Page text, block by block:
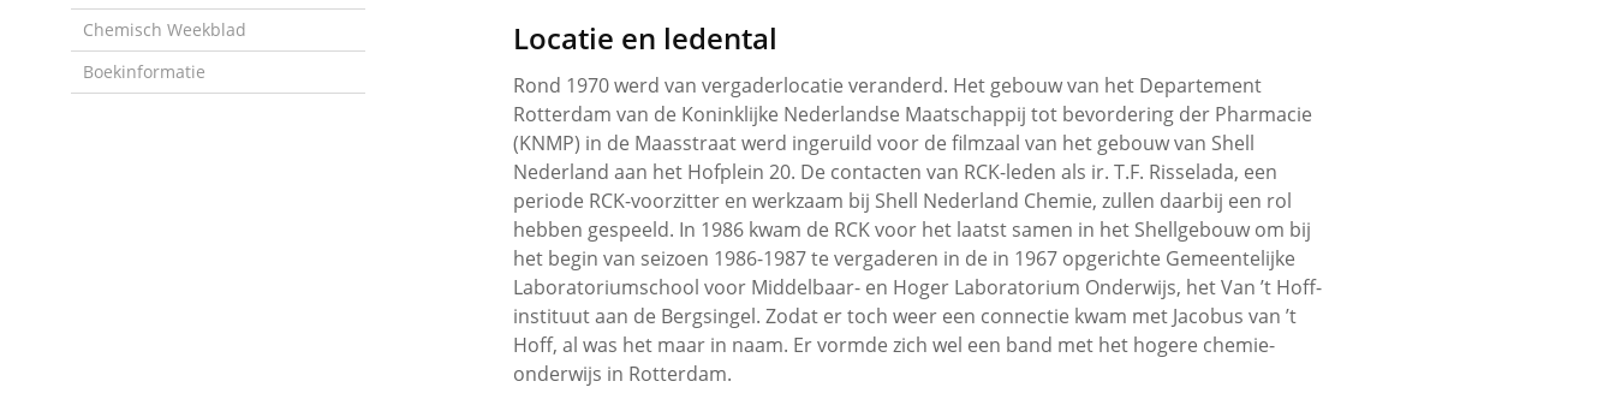
Locatie en ledental
Rond 1970 werd van vergaderlocatie veranderd. Het gebouw van het Departement
Rotterdam van de Koninklijke Nederlandse Maatschappij tot bevordering der Pharmacie
(KNMP) in de Maasstraat werd ingeruild voor de filmzaal van het gebouw van Shell
Nederland aan het Hofplein 20. De contacten van RCK-leden als ir. T.F. Risselada, een
periode RCK-voorzitter en werkzaam bij Shell Nederland Chemie, zullen daarbij een rol
hebben gespeeld. In 1986 kwam de RCK voor het laatst samen in het Shellgebouw om bij
het begin van seizoen 1986-1987 te vergaderen in de in 1967 opgerichte Gemeentelijke
Laboratoriumschool voor Middelbaar- en Hoger Laboratorium Onderwijs, het Van ’t Hoff-
instituut aan de Bergsingel. Zodat er toch weer een connectie kwam met Jacobus van ’t
Hoff, al was het maar in naam. Er vormde zich wel een band met het hogere chemie-
onderwijs in Rotterdam.
Chemisch Weekblad
Boekinformatie